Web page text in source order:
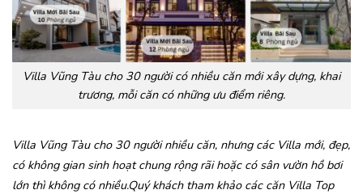
Villa Vũng Tàu cho 30 người có nhiều căn mới xây dựng, khai
trương, mỗi căn có những ưu điểm riêng.
Villa Vũng Tàu cho 30 người nhiều căn, nhưng các Villa mới, đẹp,
có không gian sinh hoạt chung rộng rãi hoặc có sân vườn hồ bơi
lớn thì không có nhiều.Quý khách tham khảo các căn Villa Top